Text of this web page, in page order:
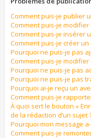
Comment puis-je publier
Comment puis-je
Comment puis-je insérer
Comment puis-je créer un
Pourquoi ne puis-je pas
Comment puis-je
Pourquoi ne puis-je pas
Pourquoi ne puis-je pas
Pourquoi ai-je reçu un
Comment puis-je
À quoi sert le bouton «
de la rédaction d’un sujet
Pourquoi mon message
Comment puis-je